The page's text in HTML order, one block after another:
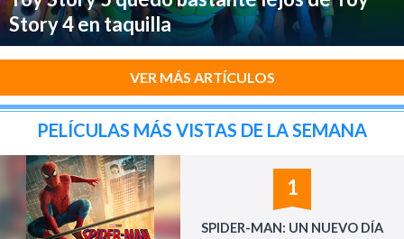
Story 4 en taquilla
VER MÁS ARTÍCULOS
PELÍCULAS MÁS VISTAS DE LA SEMANA
1
SPIDER-MAN: UN NUEVO DÍA